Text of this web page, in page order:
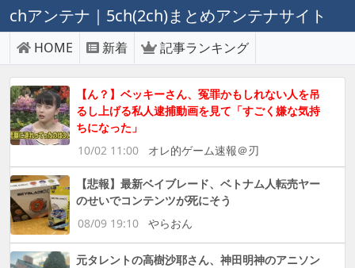
chアンテナ｜5ch(2ch)まとめアンテナサイト
HOME 新着 記事ランキング
【ん？】ベッキーさん、冤罪かもしれない人を吊
るし上げる私人逮捕動画を見て「すごく嫌な気持
ちになった」
10/02 11:00
オレ的ゲーム速報＠刃
【悲報】最新ベイブレード、ベトナム人転売ヤー
のせいでコンテンツが死にそう
08/09 19:10
やらおん
元タレントの高樹沙耶さん、神田明神のアニソン